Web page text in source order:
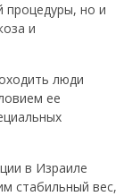
процедуры, но и
и
люди
ее
в Израиле
стабильный вес,